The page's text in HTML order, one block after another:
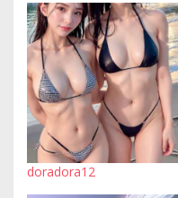
doradora12